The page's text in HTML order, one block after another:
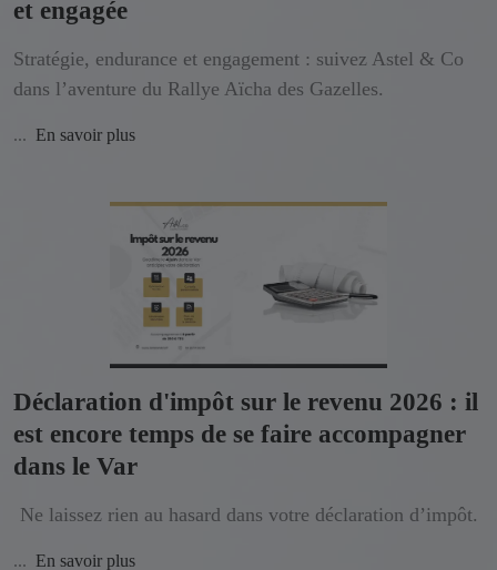
et engagée
Stratégie, endurance et engagement : suivez Astel & Co
dans l’aventure du Rallye Aïcha des Gazelles.
... En savoir plus
Déclaration d'impôt sur le revenu 2026 : il
est encore temps de se faire accompagner
dans le Var
Ne laissez rien au hasard dans votre déclaration d’impôt.
... En savoir plus